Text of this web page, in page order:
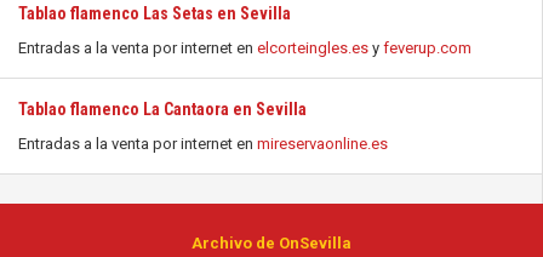
Tablao flamenco Las Setas en Sevilla
Entradas a la venta por internet en elcorteingles.es y feverup.com
Tablao flamenco La Cantaora en Sevilla
Entradas a la venta por internet en mireservaonline.es
Archivo de OnSevilla